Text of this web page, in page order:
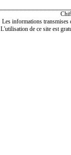
Les informations transmises
L'utilisation de ce site est